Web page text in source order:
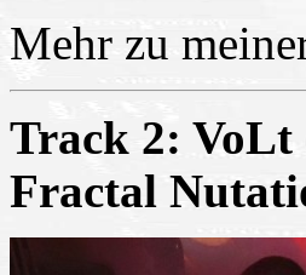
Mehr zu
Track 2: VoLt
Fractal